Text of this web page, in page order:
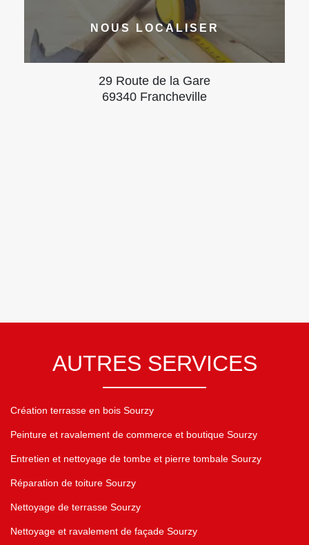
NOUS LOCALISER
29 Route de la Gare
69340 Francheville
AUTRES SERVICES
Création terrasse en bois Sourzy
Peinture et ravalement de commerce et boutique Sourzy
Entretien et nettoyage de tombe et pierre tombale Sourzy
Réparation de toiture Sourzy
Nettoyage de terrasse Sourzy
Nettoyage et ravalement de façade Sourzy